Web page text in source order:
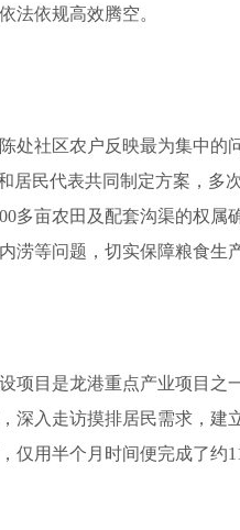
法依规高效腾空。
社区农户反映最为集中的
居民代表共同制定方案，多
多亩农田及配套沟渠的权属
涝等问题，切实保障粮食生
目是龙港重点产业项目之
深入走访摸排居民需求，建
仅用半个月时间便完成了约